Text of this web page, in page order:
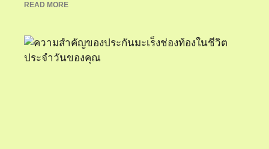
READ MORE